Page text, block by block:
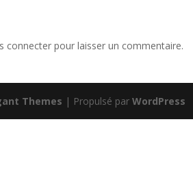
connecter pour laisser un commentaire.
Themes | Propulsé parWordPress